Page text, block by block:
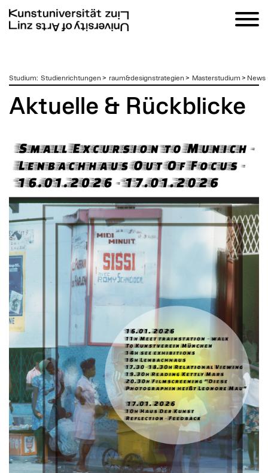
zumStudium: Studienrichtungen > raum&designstrategien > Masterstudium > News
Aktuelle & Rückblicke